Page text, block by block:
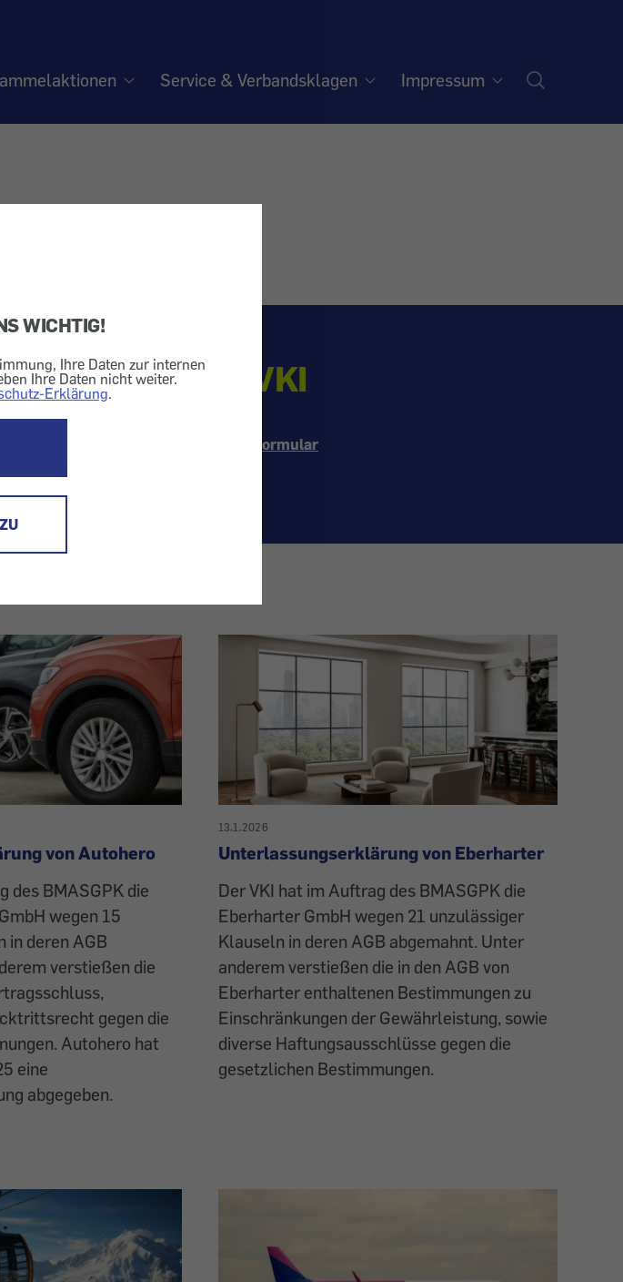
WICHTIG!
Ihre Daten zur internen
Ihre Daten nicht weiter.
Erklärung.
Service & Verbandsklagen Impressum
AN DEN VKI
Nachricht jederzeit über unser
Kontaktformular
von Autohero
des BMASGPK die
wegen 15
in deren AGB
verstießen die
gegen die
Autohero hat
eine
abgegeben.
13.1.2026
Unterlassungserklärung von Eberharter
Der VKI hat im Auftrag des BMASGPK die
Eberharter GmbH wegen 21 unzulässiger
Klauseln in deren AGB abgemahnt. Unter
anderem verstießen die in den AGB von
Eberharter enthaltenen Bestimmungen zu
Einschränkungen der Gewährleistung, sowie
diverse Haftungsausschlüsse gegen die
gesetzlichen Bestimmungen.